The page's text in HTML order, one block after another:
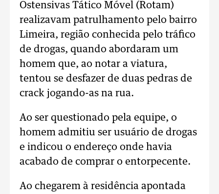
Ostensivas Tático Móvel (Rotam)
realizavam patrulhamento pelo bairro
Limeira, região conhecida pelo tráfico
de drogas, quando abordaram um
homem que, ao notar a viatura,
tentou se desfazer de duas pedras de
crack jogando-as na rua.
Ao ser questionado pela equipe, o
homem admitiu ser usuário de drogas
e indicou o endereço onde havia
acabado de comprar o entorpecente.
Ao chegarem à residência apontada